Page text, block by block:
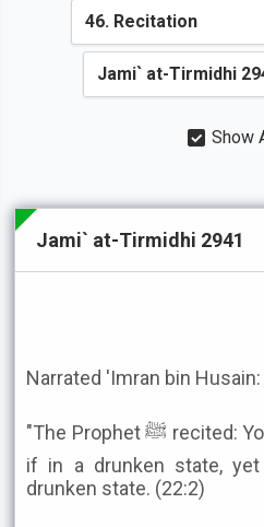
Show
Jami` at-Tirmidhi 2941
Narrated 'Imran bin Husain:
"The Prophet ﷺ recited: You shall see mankind as
if in a drunken state,
drunken state. (22:2)